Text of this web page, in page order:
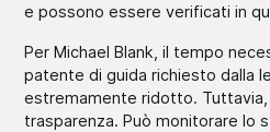
e possono essere verificati in
Per Michael Blank, il tempo
patente di guida richiesto dalla
estremamente ridotto. Tuttavia,
trasparenza. Può monitorare lo